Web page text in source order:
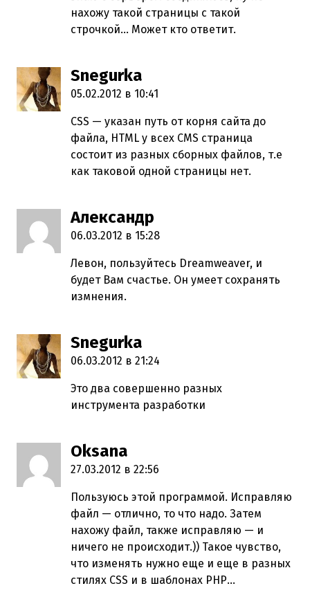
нахожу такой страницы с такой
строчкой… Может кто ответит.
Snegurka
05.02.2012 в 10:41
CSS — указан путь от корня сайта до
файла, HTML у всех CMS страница
состоит из разных сборных файлов, т.е
как таковой одной страницы нет.
Александр
06.03.2012 в 15:28
Левон, пользуйтесь Dreamweaver, и
будет Вам счастье. Он умеет сохранять
измнения.
Snegurka
06.03.2012 в 21:24
Это два совершенно разных
инструмента разработки
Oksana
27.03.2012 в 22:56
Пользуюсь этой программой. Исправляю
файл — отлично, то что надо. Затем
нахожу файл, также исправляю — и
ничего не происходит.)) Такое чувство,
что изменять нужно еще и еще в разных
стилях CSS и в шаблонах РНР…